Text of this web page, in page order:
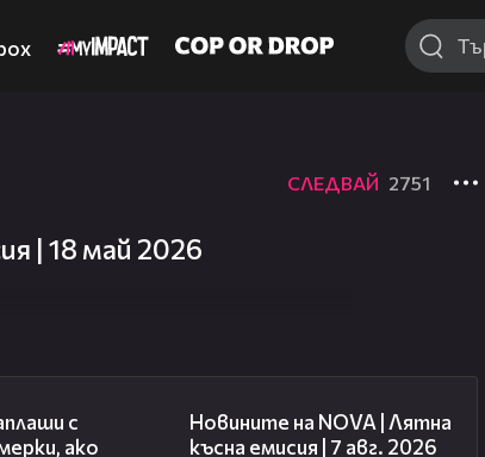
СЛЕДВАЙ 2751
| 18 май 2026
с
ако
Новините на NOVA | Лятна
късна емисия | 7 авг. 2026